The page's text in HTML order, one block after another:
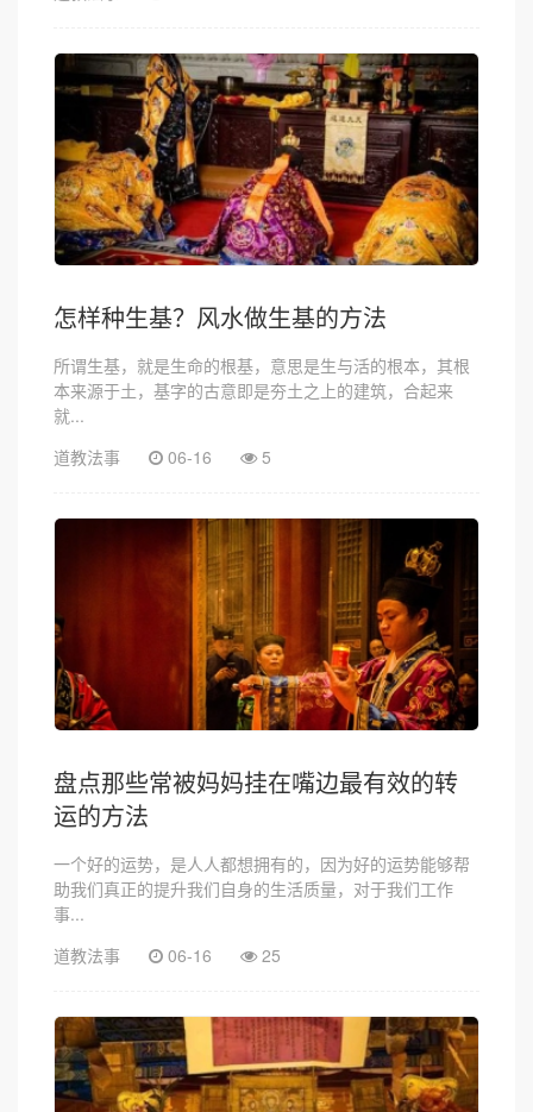
怎样种生基？风水做生基的方法
所谓生基，就是生命的根基，意思是生与活的根本，其根
本来源于土，基字的古意即是夯土之上的建筑，合起来
就...
道教法事
06-16 5
盘点那些常被妈妈挂在嘴边最有效的转
运的方法
一个好的运势，是人人都想拥有的，因为好的运势能够帮
助我们真正的提升我们自身的生活质量，对于我们工作
事...
道教法事
06-16 25